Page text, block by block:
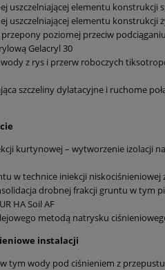
Informacja o
kw. 2026
90,00 zł
119,00 zł
uszczelniającej elementu konstrukcji
uszczelniającej elementu konstrukcji
poziomej przeciw
Gelacryl 30
z rys i przerw roboczych
szczeliny dylatacyjne i ruchome
kurtynowej – wytworzenie izolacji
w technice iniekcji
drobnej frakcji gruntu w tym
HA Soil AF
metodą natrysku
instalacji
tym wody pod ciśnieniem z